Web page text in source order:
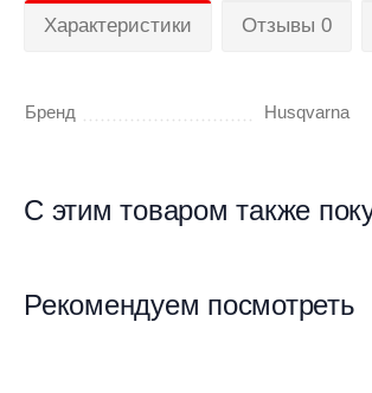
Характеристики Отзывы 0
Бренд Husqvarna
С этим товаром также
Рекомендуем посмотреть